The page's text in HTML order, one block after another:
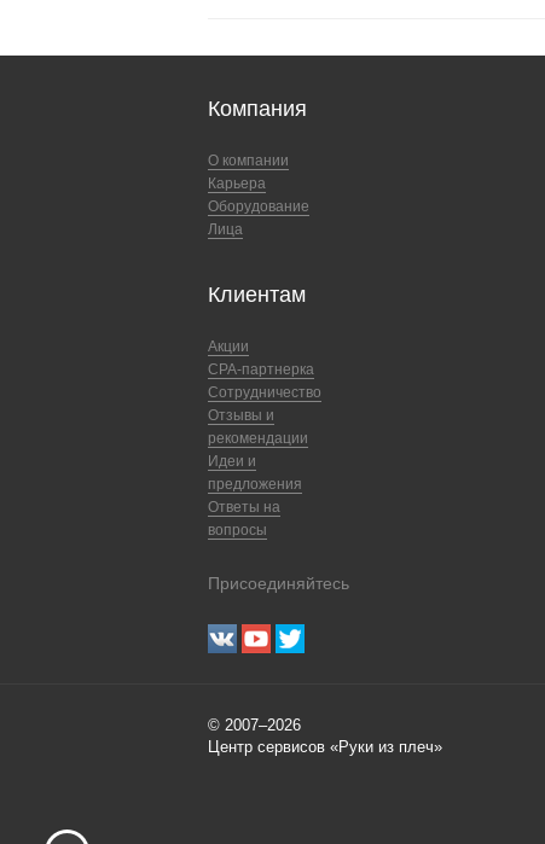
Компания
О компании
Карьера
Оборудование
Лица
Клиентам
Акции
CPA-партнерка
Сотрудничество
Отзывы и
рекомендации
Идеи и
предложения
Ответы на
вопросы
Присоединяйтесь
© 2007–2026
Центр сервисов «Руки из плеч»